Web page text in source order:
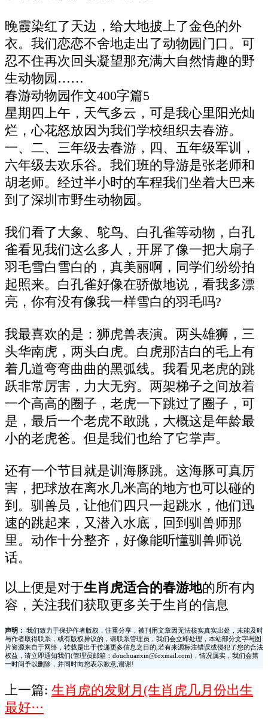
晚霞染红了天边，给大地披上了金色的外
衣。我们恋恋不舍地走出了动物园门口。可
忍不住再次回头凝望那充满大自然情趣的野
生动物园……
春游动物园作文400字篇5
星期四上午，天气多云，可是我心里阳光灿
烂，心花怒放因为我们学校组织去春游。
一、二、三年级去春游，四、五年级军训，
六年级去欢乐谷。我们班的导游是张老师和
胡老师。经过半小时的车程我们坐着大巴来
到了深圳市野生动物园。
我们看了大象、鸵鸟、白孔雀等动物，白孔
雀看见我们这么多人，开屏了像一把大扇子
羽毛雪白雪白的，真美丽啊，同学们纷纷拍
起照来。白孔雀好像在骄傲地说，看我多漂
亮，你有没有像我一样雪白的羽毛吗?
我最喜欢的是：狮虎兽表演。两头雄狮，三
头华南虎，两头白虎。白虎那洁白的毛上有
着几道弯弯曲曲的黑弧线。我看见老虎的跳
跃非常厉害，力大无穷。两架梯子之间放着
一个高高的圈子，老虎一下跳过了圈子，可
是，最后一个老虎不敢跳，大概这是年龄最
小的老虎爸。但是我们也给了它掌声。
还有一个节目就是训海豚跳。这海豚可真厉
害，把球放在离水几米高的地方也可以碰的
到。驯兽员，让他们四只一起跳水，他们迅
速的跳起来，又潜入水底，回到驯兽师那
里。动作十分整齐，好像能听懂驯兽师说
话。
以上便是对于生肖虎适合的春游地的所有内
容，关注我们获取更多关于生肖的信息
声明：
我们致力于保护作者版权，注重分享，被刊用文章因无法核实真实出处，未能及时
与作者取得联系，或有版权异议的，请联系管理员，我们会立即处理，本站部分文字与图
片资源来自于网络，转载是出于传递更多信息之目的,若有来源标注错误或侵犯了您的合法
权益，请立即通知我们(管理员邮箱：douchuanxin@foxmail.com)，情况属实，我们会第
一时间予以删除，并同时向您表示歉意,谢谢!
上一篇: 生肖虎的发财月(生肖虎几月份出生
最好···